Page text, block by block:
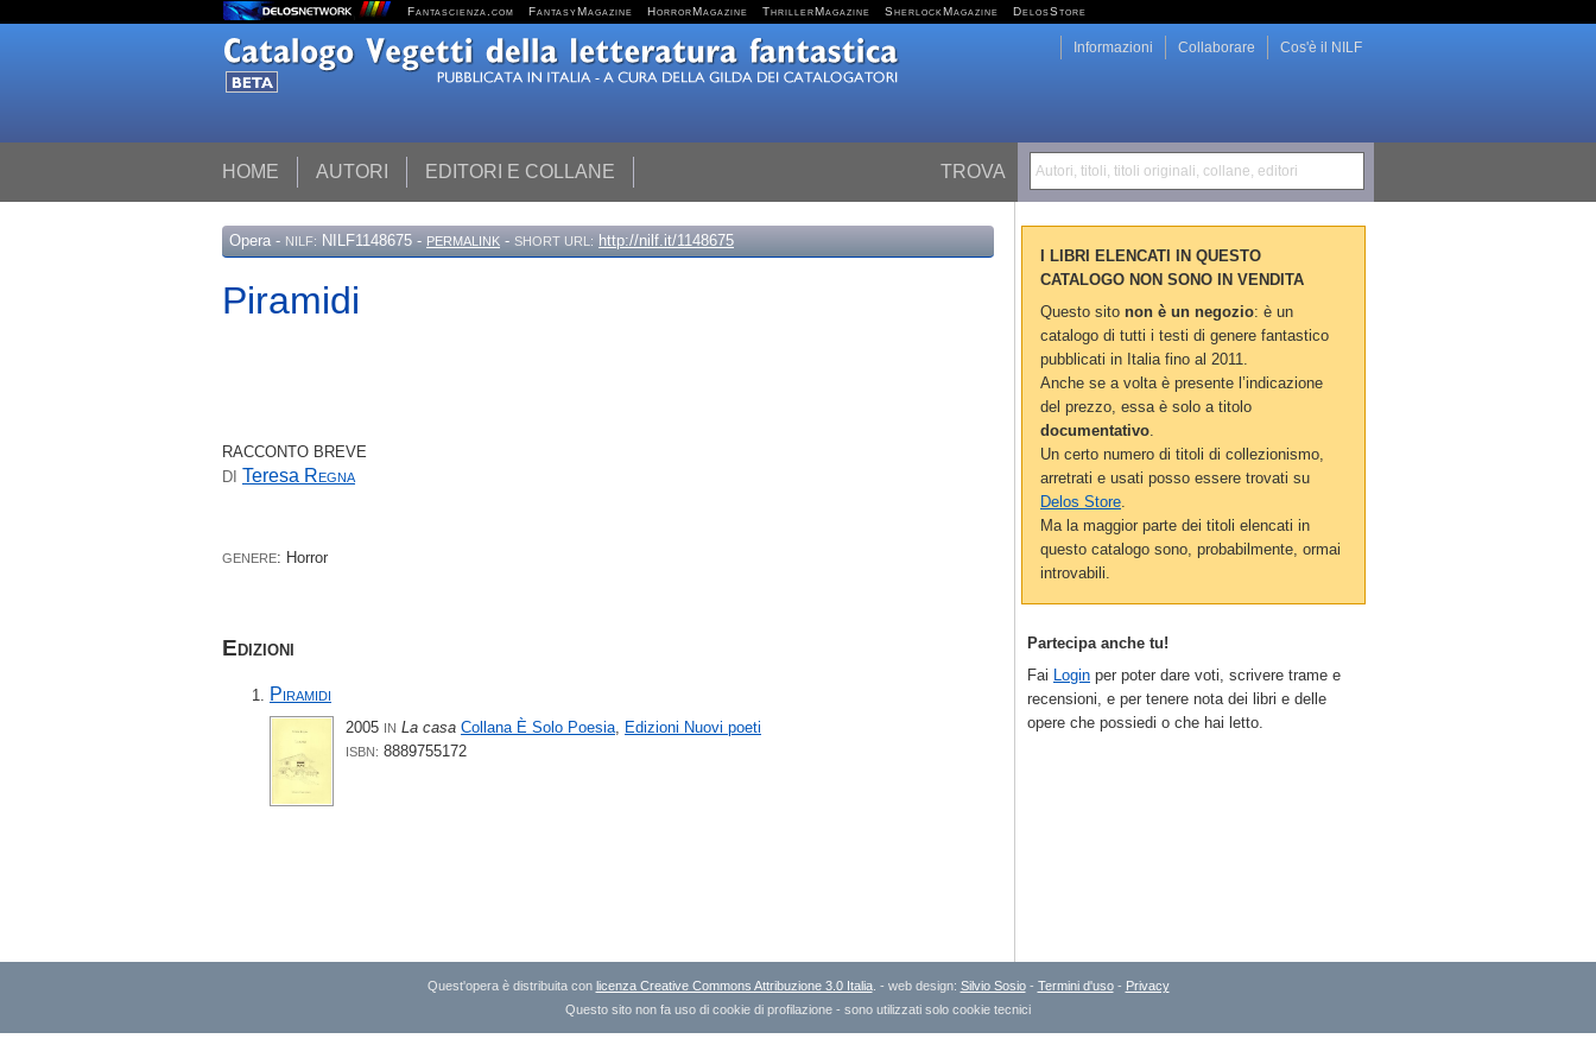
Fantascienza.com FantasyMagazine HorrorMagazine ThrillerMagazine SherlockMagazine DelosStore
TROVA Autori, titoli, titoli originali, collane, editori
HOME AUTORI EDITORI E COLLANE
Cos'è il NILF
Collaborare
Informazioni
Opera - NILF: NILF1148675 - PERMALINK - SHORT URL: http://nilf.it/1148675
Piramidi
RACCONTO BREVE
DI Teresa Regna
GENERE: Horror
Edizioni
Piramidi
2005 IN La casa Collana È Solo Poesia Edizioni Nuovi poeti
ISBN: 8889755172
I LIBRI ELENCATI IN QUESTO
CATALOGO NON SONO IN VENDITA
Questo sito non è un negozio: è un
catalogo di tutti i testi di genere fantastico
pubblicati in Italia fino al 2011.
Anche se a volta è presente l’indicazione
del prezzo, essa è solo a titolo
documentativo
Un certo numero di titoli di collezionismo,
arretrati e usati posso essere trovati su
Delos Store
Ma la maggior parte dei titoli elencati in
questo catalogo sono, probabilmente, ormai
introvabili.
Partecipa anche tu!
Fai Login per poter dare voti, scrivere trame e
recensioni, e per tenere nota dei libri e delle
opere che possiedi o che hai letto.
Quest'opera è distribuita con licenza Creative Commons Attribuzione 3.0 Italia. - web design: Silvio Sosio- Termini d'uso- Privacy
Questo sito non fa uso di cookie di profilazione - sono utilizzati solo cookie tecnici